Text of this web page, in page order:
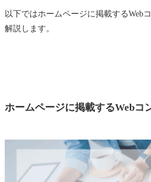
以下ではホームページに掲載するWeb
解説します。
ホームページに掲載するWebコ